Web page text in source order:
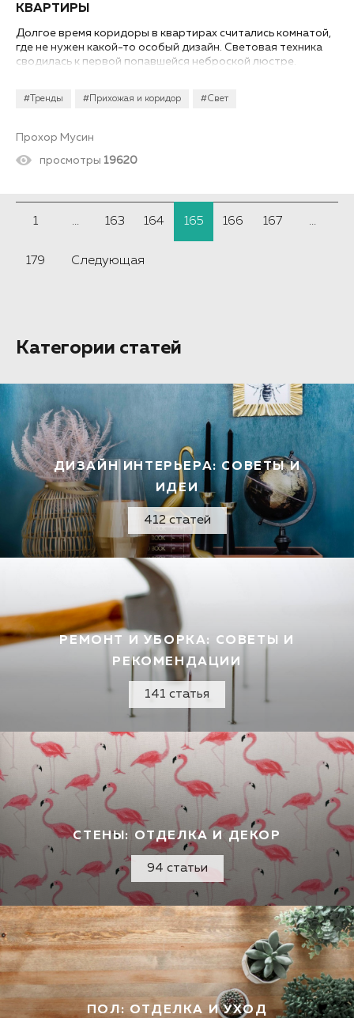
#Тренды #Прихожая и коридор #Свет
КВАРТИРЫ
Долгое время коридоры в квартирах считались комнатой,
где не нужен какой-то особый дизайн. Световая техника
сводилась к первой попавшейся неброской люстре.
комнаты для гостей начинается знакомство с домом.
Прохор Мусин
просмотры 19620
1 ... 163 164 165 166 167 ...
179 Следующая
Категории статей
ДИЗАЙН ИНТЕРЬЕРА: СОВЕТЫ И
ИДЕИ
412 статей
РЕМОНТ И УБОРКА: СОВЕТЫ И
РЕКОМЕНДАЦИИ
141 статья
СТЕНЫ: ОТДЕЛКА И ДЕКОР
94 статьи
ПОЛ: ОТДЕЛКА И УХОД